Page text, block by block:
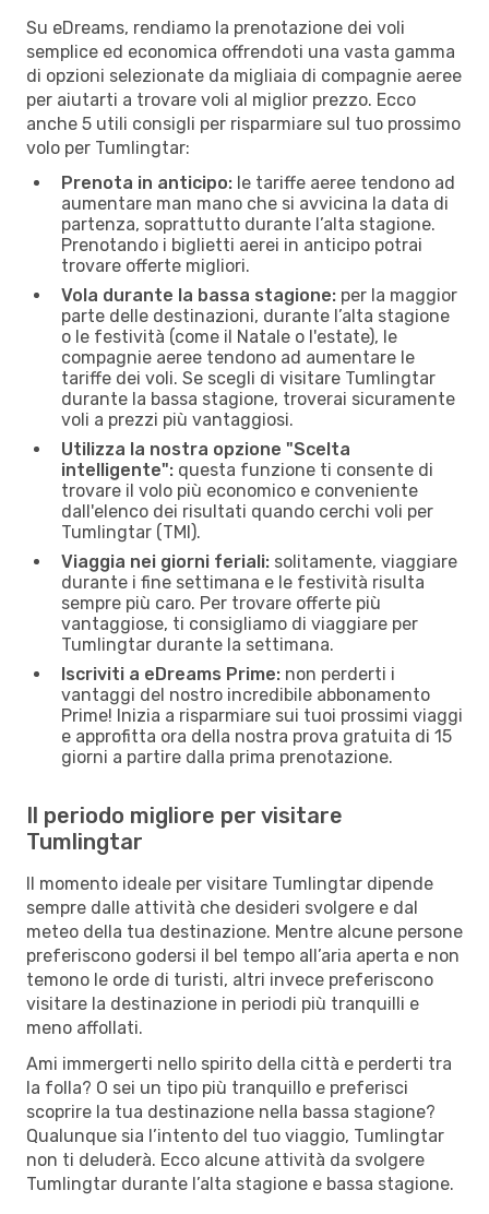
Su eDreams, rendiamo la prenotazione dei voli
semplice ed economica offrendoti una vasta gamma
di opzioni selezionate da migliaia di compagnie aeree
per aiutarti a trovare voli al miglior prezzo. Ecco
anche 5 utili consigli per risparmiare sul tuo prossimo
volo per Tumlingtar:
Prenota in anticipo: le tariffe aeree tendono ad
aumentare man mano che si avvicina la data di
partenza, soprattutto durante l’alta stagione.
Prenotando i biglietti aerei in anticipo potrai
trovare offerte migliori.
Vola durante la bassa stagione: per la maggior
parte delle destinazioni, durante l’alta stagione
o le festività (come il Natale o l'estate), le
compagnie aeree tendono ad aumentare le
tariffe dei voli. Se scegli di visitare Tumlingtar
durante la bassa stagione, troverai sicuramente
voli a prezzi più vantaggiosi.
Utilizza la nostra opzione "Scelta
intelligente": questa funzione ti consente di
trovare il volo più economico e conveniente
dall'elenco dei risultati quando cerchi voli per
Tumlingtar (TMI).
Viaggia nei giorni feriali: solitamente, viaggiare
durante i fine settimana e le festività risulta
sempre più caro. Per trovare offerte più
vantaggiose, ti consigliamo di viaggiare per
Tumlingtar durante la settimana.
Iscriviti a eDreams Prime: non perderti i
vantaggi del nostro incredibile abbonamento
Prime! Inizia a risparmiare sui tuoi prossimi viaggi
e approfitta ora della nostra prova gratuita di 15
giorni a partire dalla prima prenotazione.
Il periodo migliore per visitare
Tumlingtar
Il momento ideale per visitare Tumlingtar dipende
sempre dalle attività che desideri svolgere e dal
meteo della tua destinazione. Mentre alcune persone
preferiscono godersi il bel tempo all’aria aperta e non
temono le orde di turisti, altri invece preferiscono
visitare la destinazione in periodi più tranquilli e
meno affollati.
Ami immergerti nello spirito della città e perderti tra
la folla? O sei un tipo più tranquillo e preferisci
scoprire la tua destinazione nella bassa stagione?
Qualunque sia l’intento del tuo viaggio, Tumlingtar
non ti deluderà. Ecco alcune attività da svolgere
Tumlingtar durante l’alta stagione e bassa stagione.